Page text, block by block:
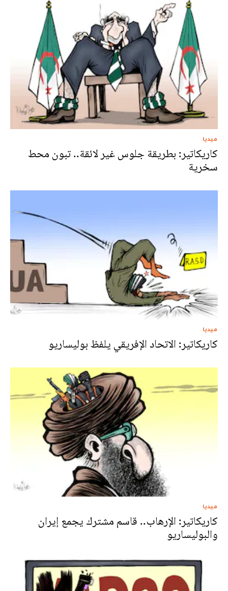
ميديا
كاريكاتير: بطريقة جلوس غير لائقة.. تبون محط
سخرية
ميديا
كاريكاتير: الاتحاد الإفريقي يلفظ بوليساريو
ميديا
كاريكاتير: الإرهاب.. قاسم مشترك يجمع إيران
والبوليساريو